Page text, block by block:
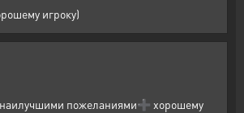
игроку)
пожеланиями➕ хорошему